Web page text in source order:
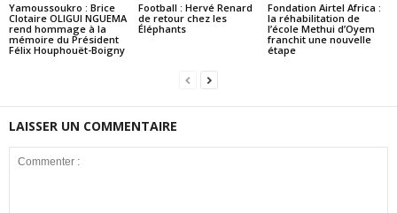
Yamoussoukro : Brice
Clotaire OLIGUI NGUEMA
rend hommage à la
mémoire du Président
Félix Houphouët-Boigny
Football : Hervé Renard
de retour chez les
Éléphants
Fondation Airtel Africa :
la réhabilitation de
l’école Methui d’Oyem
franchit une nouvelle
étape
LAISSER UN COMMENTAIRE